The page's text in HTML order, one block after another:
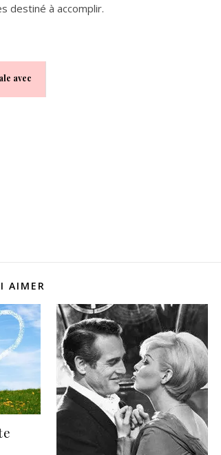
destiné à accomplir.
avec
AIMER